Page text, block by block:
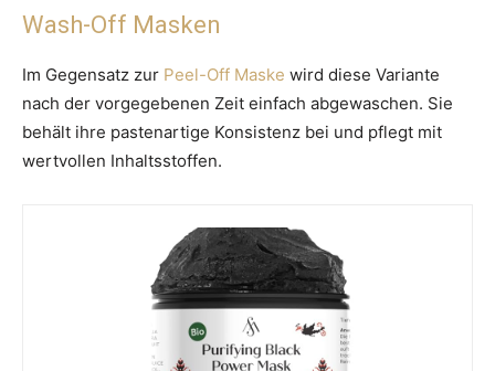
Wash-Off Masken
Im Gegensatz zur Peel-Off Maske wird diese Variante
nach der vorgegebenen Zeit einfach abgewaschen. Sie
behält ihre pastenartige Konsistenz bei und pflegt mit
wertvollen Inhaltsstoffen.